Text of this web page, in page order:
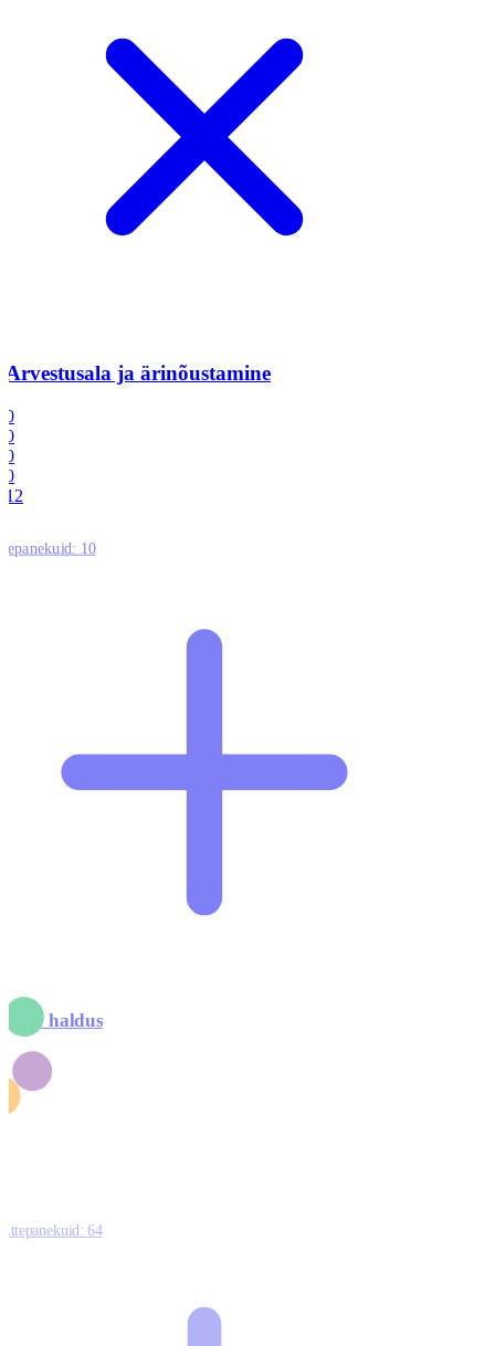
Arvestusala ja ärinõustamine
0
0
0
0
12
10
haldus
Ettepanekuid: 64